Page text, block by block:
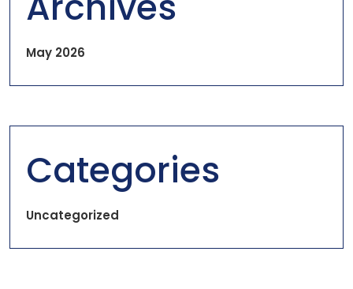
May 2026
Categories
Uncategorized